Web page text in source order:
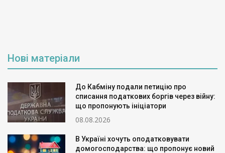
Нові матеріали
До Кабміну подали петицію про
списання податкових боргів через війну:
що пропонують ініціатори
08.08.2026
В Україні хочуть оподатковувати
домогосподарства: що пропонує новий